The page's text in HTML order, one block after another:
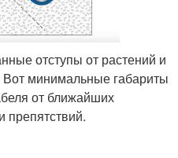
отступы от растений и
минимальные габариты
от ближайших
препятствий.